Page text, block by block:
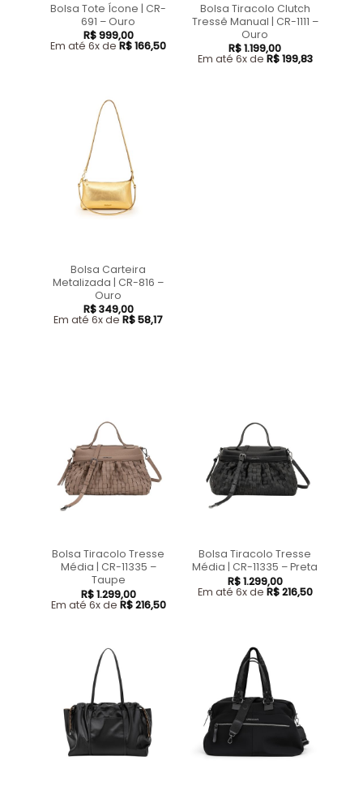
Bolsa Tote Ícone | CR-
691 – Ouro
R$999,00
Em até 6x de R$166,50
Bolsa Tiracolo Clutch
Tressê Manual | CR-1111 –
Ouro
R$1.199,00
Em até 6x de R$199,83
Bolsa Carteira
Metalizada | CR-816 –
Ouro
R$349,00
Em até 6x de R$58,17
Bolsa Tiracolo Tresse
Média | CR-11335 –
Taupe
R$1.299,00
Em até 6x de R$216,50
Bolsa Tiracolo Tresse
Média | CR-11335 – Preta
R$1.299,00
Em até 6x de R$216,50